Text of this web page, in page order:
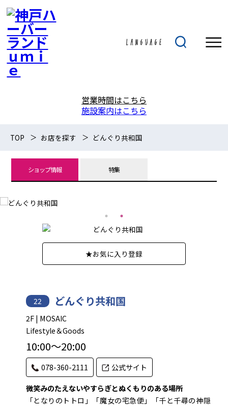
営業時間はこちら
施設案内はこちら
TOP お店を探す どんぐり共和国
ショップ情報 特集
★お気に入り登録
22 どんぐり共和国
2F | MOSAIC
Lifestyle＆Goods
10:00～20:00
078-360-2111 公式サイト
微笑みのたえないやすらぎとぬくもりのある場所
「となりのトトロ」「魔女の宅急便」「千と千尋の神隠